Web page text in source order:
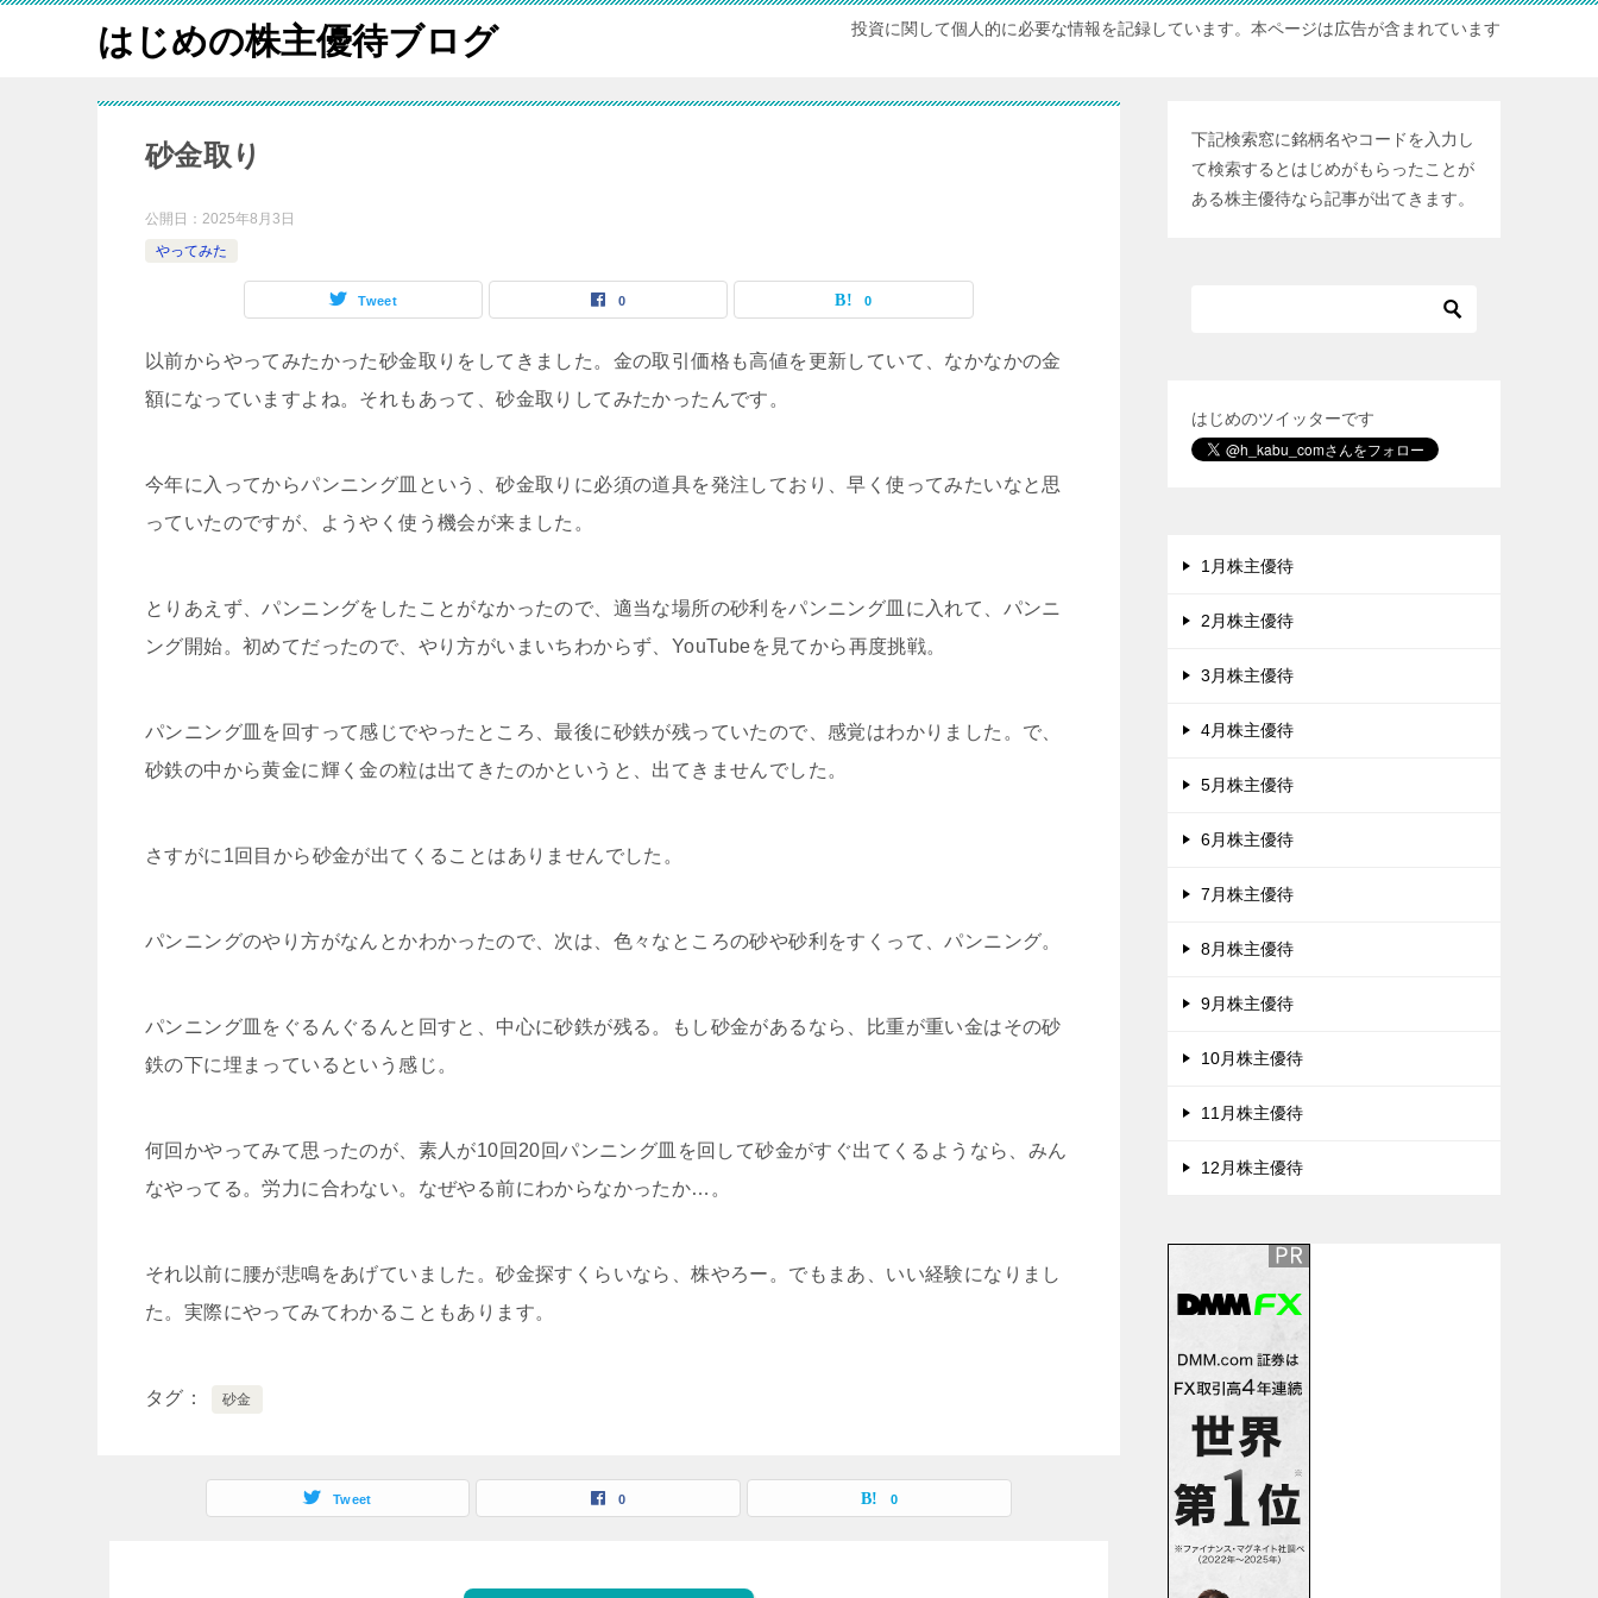
はじめの株主優待ブログ 投資に関して個人的に必要な情報を記録しています。本ページは広告が含まれています
砂金取り
公開日： 2025年8月3日
やってみた
Tweet 0 0
以前からやってみたかった砂金取りをしてきました。金の取引価格も高値を更新していて、なかなかの金
額になっていますよね。それもあって、砂金取りしてみたかったんです。
今年に入ってからパンニング皿という、砂金取りに必須の道具を発注しており、早く使ってみたいなと思
っていたのですが、ようやく使う機会が来ました。
とりあえず、パンニングをしたことがなかったので、適当な場所の砂利をパンニング皿に入れて、パンニ
ング開始。初めてだったので、やり方がいまいちわからず、YouTubeを見てから再度挑戦。
パンニング皿を回すって感じでやったところ、最後に砂鉄が残っていたので、感覚はわかりました。で、
砂鉄の中から黄金に輝く金の粒は出てきたのかというと、出てきませんでした。
さすがに1回目から砂金が出てくることはありませんでした。
パンニングのやり方がなんとかわかったので、次は、色々なところの砂や砂利をすくって、パンニング。
パンニング皿をぐるんぐるんと回すと、中心に砂鉄が残る。もし砂金があるなら、比重が重い金はその砂
鉄の下に埋まっているという感じ。
何回かやってみて思ったのが、素人が10回20回パンニング皿を回して砂金がすぐ出てくるようなら、みん
なやってる。労力に合わない。なぜやる前にわからなかったか…。
それ以前に腰が悲鳴をあげていました。砂金探すくらいなら、株やろー。でもまあ、いい経験になりまし
た。実際にやってみてわかることもあります。
タグ 砂金
Tweet 0 0
下記検索窓に銘柄名やコードを入力し
て検索するとはじめがもらったことが
ある株主優待なら記事が出てきます。
はじめのツイッターです
1月株主優待
2月株主優待
3月株主優待
4月株主優待
5月株主優待
6月株主優待
7月株主優待
8月株主優待
9月株主優待
10月株主優待
11月株主優待
12月株主優待